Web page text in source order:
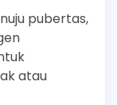
pubertas,
atau